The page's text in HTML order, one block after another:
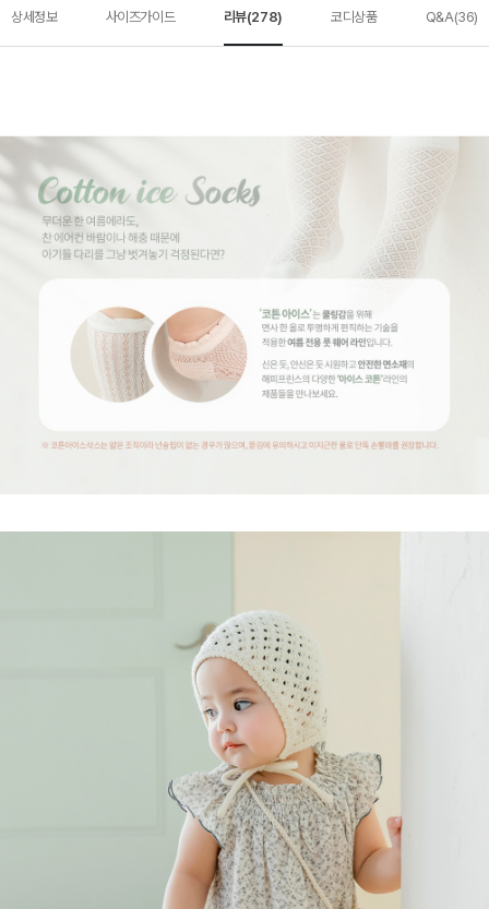
상세정보 사이즈가이드 리뷰(278) 코디상품 Q&A(36)